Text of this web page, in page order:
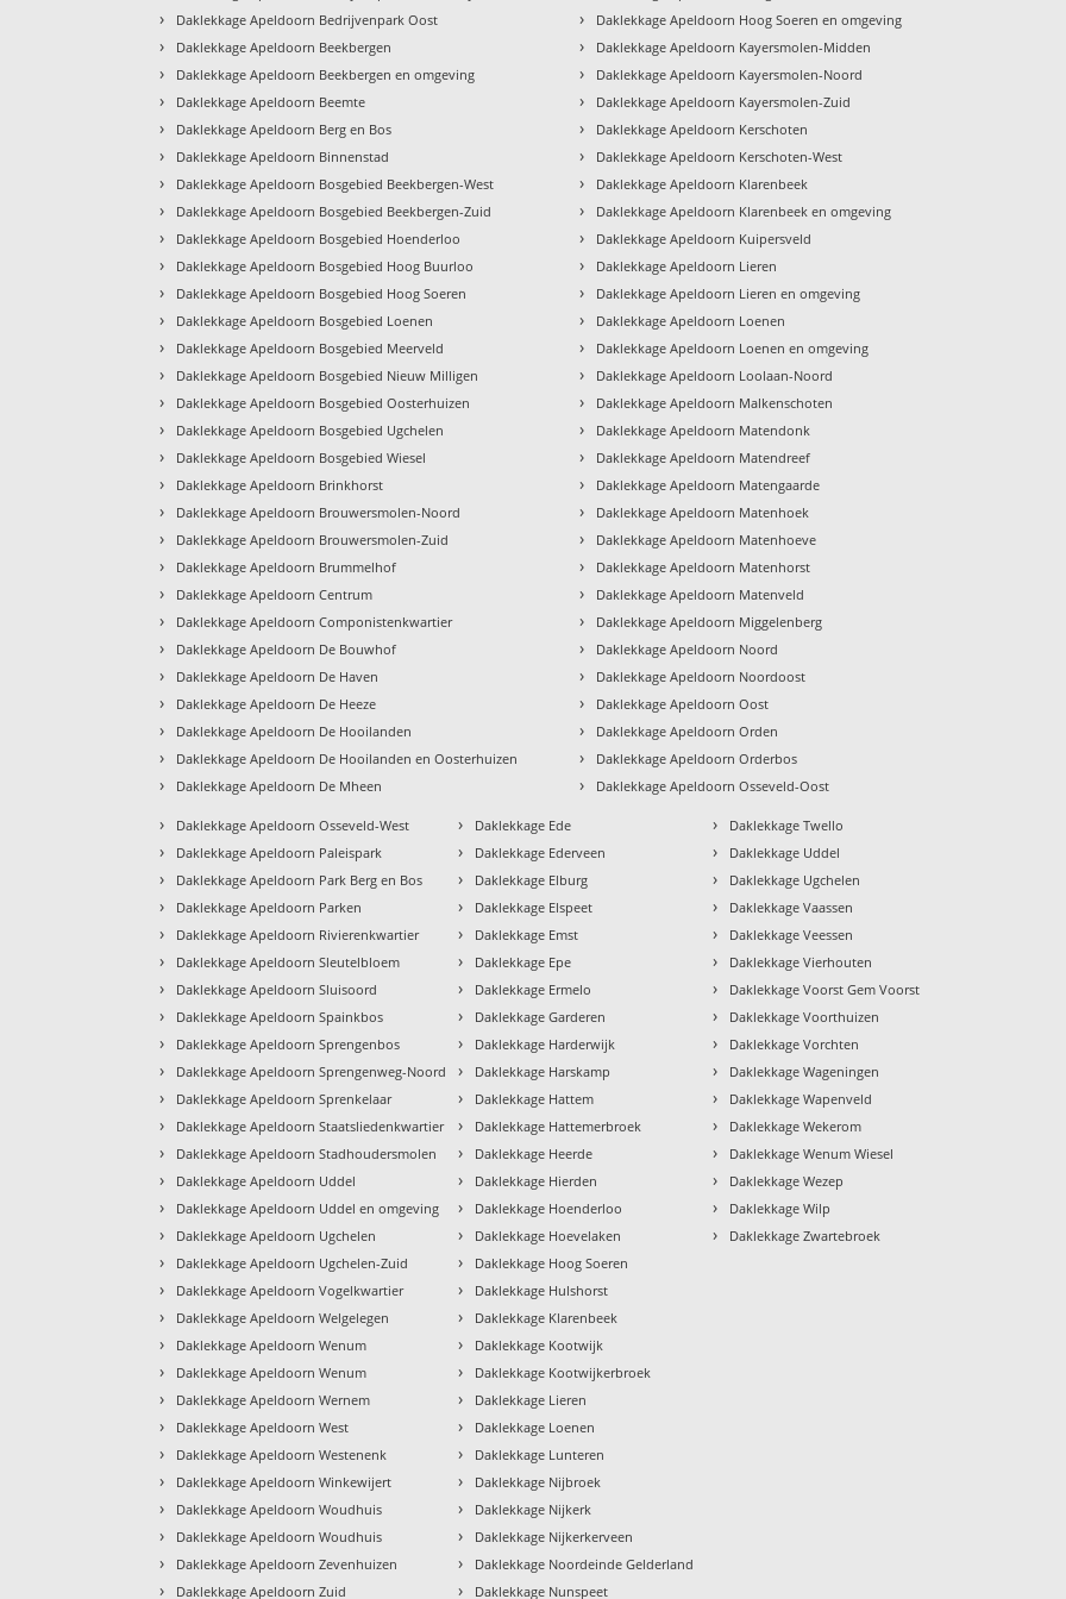
› Daklekkage Apeldoorn Bedrijvenpark Oost
› Daklekkage Apeldoorn Beekbergen
› Daklekkage Apeldoorn Beekbergen en omgeving
› Daklekkage Apeldoorn Beemte
› Daklekkage Apeldoorn Berg en Bos
› Daklekkage Apeldoorn Binnenstad
› Daklekkage Apeldoorn Bosgebied Beekbergen-West
› Daklekkage Apeldoorn Bosgebied Beekbergen-Zuid
› Daklekkage Apeldoorn Bosgebied Hoenderloo
› Daklekkage Apeldoorn Bosgebied Hoog Buurloo
› Daklekkage Apeldoorn Bosgebied Hoog Soeren
› Daklekkage Apeldoorn Bosgebied Loenen
› Daklekkage Apeldoorn Bosgebied Meerveld
› Daklekkage Apeldoorn Bosgebied Nieuw Milligen
› Daklekkage Apeldoorn Bosgebied Oosterhuizen
› Daklekkage Apeldoorn Bosgebied Ugchelen
› Daklekkage Apeldoorn Bosgebied Wiesel
› Daklekkage Apeldoorn Brinkhorst
› Daklekkage Apeldoorn Brouwersmolen-Noord
› Daklekkage Apeldoorn Brouwersmolen-Zuid
› Daklekkage Apeldoorn Brummelhof
› Daklekkage Apeldoorn Centrum
› Daklekkage Apeldoorn Componistenkwartier
› Daklekkage Apeldoorn De Bouwhof
› Daklekkage Apeldoorn De Haven
› Daklekkage Apeldoorn De Heeze
› Daklekkage Apeldoorn De Hooilanden
› Daklekkage Apeldoorn De Hooilanden en Oosterhuizen
› Daklekkage Apeldoorn De Mheen
› Daklekkage Apeldoorn Hoog Soeren en omgeving
› Daklekkage Apeldoorn Kayersmolen-Midden
› Daklekkage Apeldoorn Kayersmolen-Noord
› Daklekkage Apeldoorn Kayersmolen-Zuid
› Daklekkage Apeldoorn Kerschoten
› Daklekkage Apeldoorn Kerschoten-West
› Daklekkage Apeldoorn Klarenbeek
› Daklekkage Apeldoorn Klarenbeek en omgeving
› Daklekkage Apeldoorn Kuipersveld
› Daklekkage Apeldoorn Lieren
› Daklekkage Apeldoorn Lieren en omgeving
› Daklekkage Apeldoorn Loenen
› Daklekkage Apeldoorn Loenen en omgeving
› Daklekkage Apeldoorn Loolaan-Noord
› Daklekkage Apeldoorn Malkenschoten
› Daklekkage Apeldoorn Matendonk
› Daklekkage Apeldoorn Matendreef
› Daklekkage Apeldoorn Matengaarde
› Daklekkage Apeldoorn Matenhoek
› Daklekkage Apeldoorn Matenhoeve
› Daklekkage Apeldoorn Matenhorst
› Daklekkage Apeldoorn Matenveld
› Daklekkage Apeldoorn Miggelenberg
› Daklekkage Apeldoorn Noord
› Daklekkage Apeldoorn Noordoost
› Daklekkage Apeldoorn Oost
› Daklekkage Apeldoorn Orden
› Daklekkage Apeldoorn Orderbos
› Daklekkage Apeldoorn Osseveld-Oost
› Daklekkage Apeldoorn Osseveld-West
› Daklekkage Apeldoorn Paleispark
› Daklekkage Apeldoorn Park Berg en Bos
› Daklekkage Apeldoorn Parken
› Daklekkage Apeldoorn Rivierenkwartier
› Daklekkage Apeldoorn Sleutelbloem
› Daklekkage Apeldoorn Sluisoord
› Daklekkage Apeldoorn Spainkbos
› Daklekkage Apeldoorn Sprengenbos
› Daklekkage Apeldoorn Sprengenweg-Noord
› Daklekkage Apeldoorn Sprenkelaar
› Daklekkage Apeldoorn Staatsliedenkwartier
› Daklekkage Apeldoorn Stadhoudersmolen
› Daklekkage Apeldoorn Uddel
› Daklekkage Apeldoorn Uddel en omgeving
› Daklekkage Apeldoorn Ugchelen
› Daklekkage Apeldoorn Ugchelen-Zuid
› Daklekkage Apeldoorn Vogelkwartier
› Daklekkage Apeldoorn Welgelegen
› Daklekkage Apeldoorn Wenum
› Daklekkage Apeldoorn Wenum
› Daklekkage Apeldoorn Wernem
› Daklekkage Apeldoorn West
› Daklekkage Apeldoorn Westenenk
› Daklekkage Apeldoorn Winkewijert
› Daklekkage Apeldoorn Woudhuis
› Daklekkage Apeldoorn Woudhuis
› Daklekkage Apeldoorn Zevenhuizen
› Daklekkage Apeldoorn Zuid
› Daklekkage Ede
› Daklekkage Ederveen
› Daklekkage Elburg
› Daklekkage Elspeet
› Daklekkage Emst
› Daklekkage Epe
› Daklekkage Ermelo
› Daklekkage Garderen
› Daklekkage Harderwijk
› Daklekkage Harskamp
› Daklekkage Hattem
› Daklekkage Hattemerbroek
› Daklekkage Heerde
› Daklekkage Hierden
› Daklekkage Hoenderloo
› Daklekkage Hoevelaken
› Daklekkage Hoog Soeren
› Daklekkage Hulshorst
› Daklekkage Klarenbeek
› Daklekkage Kootwijk
› Daklekkage Kootwijkerbroek
› Daklekkage Lieren
› Daklekkage Loenen
› Daklekkage Lunteren
› Daklekkage Nijbroek
› Daklekkage Nijkerk
› Daklekkage Nijkerkerveen
› Daklekkage Noordeinde Gelderland
› Daklekkage Nunspeet
› Daklekkage Twello
› Daklekkage Uddel
› Daklekkage Ugchelen
› Daklekkage Vaassen
› Daklekkage Veessen
› Daklekkage Vierhouten
› Daklekkage Voorst Gem Voorst
› Daklekkage Voorthuizen
› Daklekkage Vorchten
› Daklekkage Wageningen
› Daklekkage Wapenveld
› Daklekkage Wekerom
› Daklekkage Wenum Wiesel
› Daklekkage Wezep
› Daklekkage Wilp
› Daklekkage Zwartebroek